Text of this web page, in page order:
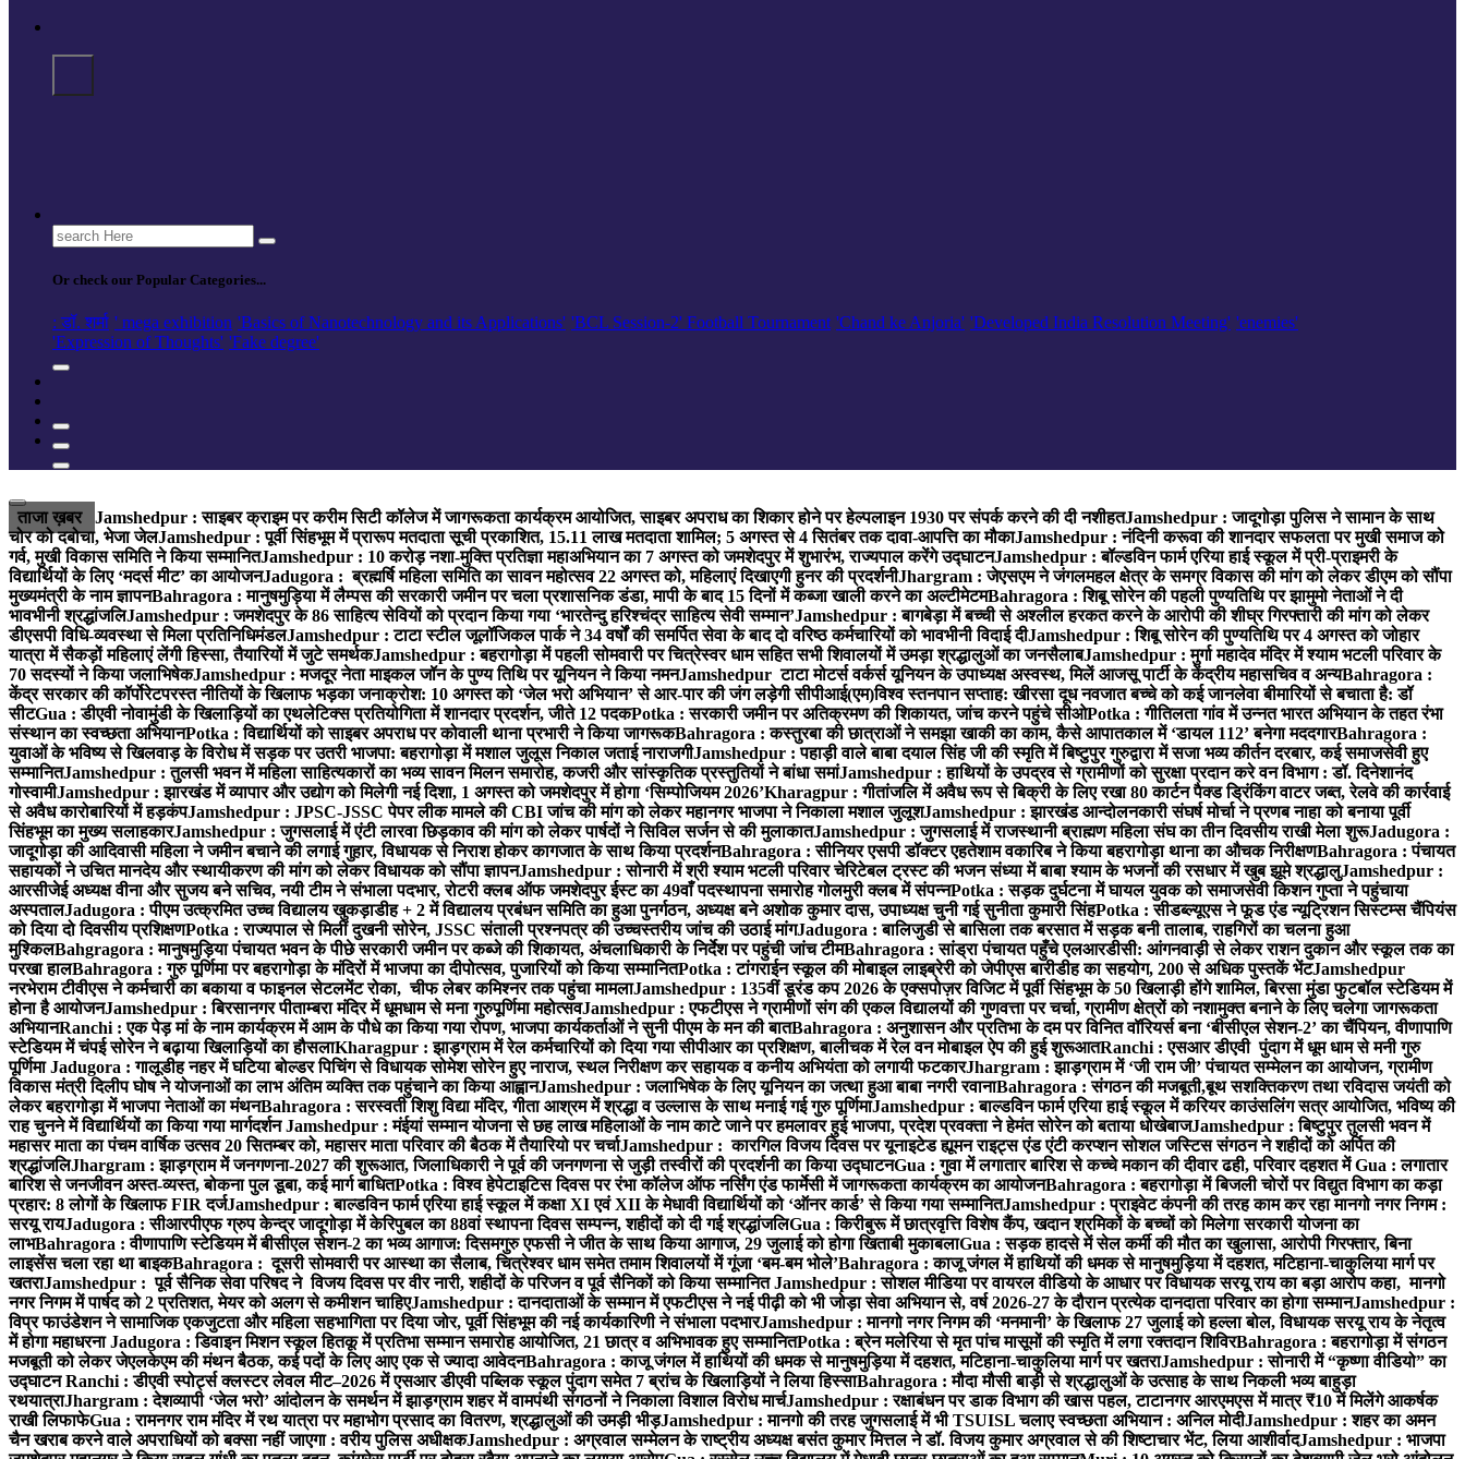
Search
for:
Or check our Popular Categories...
: डॉ. शर्मा ' mega exhibition 'Basics of Nanotechnology and its Applications' 'BCL Session-2' Football Tournament 'Chand ke Anjoria' 'Developed India Resolution Meeting' 'enemies'
'Expression of Thoughts' 'Fake degree'
ताजा ख़बर Jamshedpur : साइबर क्राइम पर करीम सिटी कॉलेज में जागरूकता कार्यक्रम आयोजित, साइबर अपराध का शिकार होने पर हेल्पलाइन 1930 पर संपर्क करने की दी नशीहतJamshedpur : जादूगोड़ा पुलिस ने सामान के साथ
चोर को दबोचा, भेजा जेलJamshedpur : पूर्वी सिंहभूम में प्रारूप मतदाता सूची प्रकाशित, 15.11 लाख मतदाता शामिल; 5 अगस्त से 4 सितंबर तक दावा-आपत्ति का मौकाJamshedpur : नंदिनी करूवा की शानदार सफलता पर मुखी समाज को
गर्व, मुखी विकास समिति ने किया सम्मानितJamshedpur : 10 करोड़ नशा-मुक्ति प्रतिज्ञा महाअभियान का 7 अगस्त को जमशेदपुर में शुभारंभ, राज्यपाल करेंगे उद्घाटनJamshedpur : बॉल्डविन फार्म एरिया हाई स्कूल में प्री-प्राइमरी के
विद्यार्थियों के लिए ‘मदर्स मीट’ का आयोजनJadugora : ब्रह्मर्षि महिला समिति का सावन महोत्सव 22 अगस्त को, महिलाएं दिखाएगी हुनर की प्रदर्शनीJhargram : जेएसएम ने जंगलमहल क्षेत्र के समग्र विकास की मांग को लेकर डीएम को सौंपा
मुख्यमंत्री के नाम ज्ञापनBahragora : मानुषमुड़िया में लैम्पस की सरकारी जमीन पर चला प्रशासनिक डंडा, मापी के बाद 15 दिनों में कब्जा खाली करने का अल्टीमेटमBahragora : शिबू सोरेन की पहली पुण्यतिथि पर झामुमो नेताओं ने दी
भावभीनी श्रद्धांजलिJamshedpur : जमशेदपुर के 86 साहित्य सेवियों को प्रदान किया गया ‘भारतेन्दु हरिश्चंद्र साहित्य सेवी सम्मान’Jamshedpur : बागबेड़ा में बच्ची से अश्लील हरकत करने के आरोपी की शीघ्र गिरफ्तारी की मांग को लेकर
डीएसपी विधि-व्यवस्था से मिला प्रतिनिधिमंडलJamshedpur : टाटा स्टील जूलॉजिकल पार्क ने 34 वर्षों की समर्पित सेवा के बाद दो वरिष्ठ कर्मचारियों को भावभीनी विदाई दीJamshedpur : शिबू सोरेन की पुण्यतिथि पर 4 अगस्त को जोहार
यात्रा में सैकड़ों महिलाएं लेंगी हिस्सा, तैयारियों में जुटे समर्थकJamshedpur : बहरागोड़ा में पहली सोमवारी पर चित्रेस्वर धाम सहित सभी शिवालयों में उमड़ा श्रद्धालुओं का जनसैलाबJamshedpur : मुर्गा महादेव मंदिर में श्याम भटली परिवार के
70 सदस्यों ने किया जलाभिषेकJamshedpur : मजदूर नेता माइकल जॉन के पुण्य तिथि पर यूनियन ने किया नमनJamshedpur टाटा मोटर्स वर्कर्स यूनियन के उपाध्यक्ष अस्वस्थ, मिलें आजसू पार्टी के केंद्रीय महासचिव व अन्यBahragora :
केंद्र सरकार की कॉर्पोरेटपरस्त नीतियों के खिलाफ भड़का जनाक्रोश: 10 अगस्त को ‘जेल भरो अभियान’ से आर-पार की जंग लड़ेगी सीपीआई(एम)विश्व स्तनपान सप्ताह: खीरसा दूध नवजात बच्चे को कई जानलेवा बीमारियों से बचाता है: डॉ
सीटGua : डीएवी नोवामुंडी के खिलाड़ियों का एथलेटिक्स प्रतियोगिता में शानदार प्रदर्शन, जीते 12 पदकPotka : सरकारी जमीन पर अतिक्रमण की शिकायत, जांच करने पहुंचे सीओPotka : गीतिलता गांव में उन्नत भारत अभियान के तहत रंभा
संस्थान का स्वच्छता अभियानPotka : विद्यार्थियों को साइबर अपराध पर कोवाली थाना प्रभारी ने किया जागरूकBahragora : कस्तुरबा की छात्राओं ने समझा खाकी का काम, कैसे आपातकाल में ‘डायल 112’ बनेगा मददगारBahragora :
युवाओं के भविष्य से खिलवाड़ के विरोध में सड़क पर उतरी भाजपा: बहरागोड़ा में मशाल जुलूस निकाल जताई नाराजगीJamshedpur : पहाड़ी वाले बाबा दयाल सिंह जी की स्मृति में बिष्टुपुर गुरुद्वारा में सजा भव्य कीर्तन दरबार, कई समाजसेवी हुए
सम्मानितJamshedpur : तुलसी भवन में महिला साहित्यकारों का भव्य सावन मिलन समारोह, कजरी और सांस्कृतिक प्रस्तुतियों ने बांधा समांJamshedpur : हाथियों के उपद्रव से ग्रामीणों को सुरक्षा प्रदान करे वन विभाग : डॉ. दिनेशानंद
गोस्वामीJamshedpur : झारखंड में व्यापार और उद्योग को मिलेगी नई दिशा, 1 अगस्त को जमशेदपुर में होगा ‘सिम्पोजियम 2026’Kharagpur : गीतांजलि में अवैध रूप से बिक्री के लिए रखा 80 कार्टन पैक्ड ड्रिंकिंग वाटर जब्त, रेलवे की कार्रवाई
से अवैध कारोबारियों में हड़कंपJamshedpur : JPSC-JSSC पेपर लीक मामले की CBI जांच की मांग को लेकर महानगर भाजपा ने निकाला मशाल जुलूशJamshedpur : झारखंड आन्दोलनकारी संघर्ष मोर्चा ने प्रणब नाहा को बनाया पूर्वी
सिंहभूम का मुख्य सलाहकारJamshedpur : जुगसलाई में एंटी लारवा छिड़काव की मांग को लेकर पार्षदों ने सिविल सर्जन से की मुलाकातJamshedpur : जुगसलाई में राजस्थानी ब्राह्मण महिला संघ का तीन दिवसीय राखी मेला शुरूJadugora :
जादूगोड़ा की आदिवासी महिला ने जमीन बचाने की लगाई गुहार, विधायक से निराश होकर कागजात के साथ किया प्रदर्शनBahragora : सीनियर एसपी डॉक्टर एहतेशाम वकारिब ने किया बहरागोड़ा थाना का औचक निरीक्षणBahragora : पंचायत
सहायकों ने उचित मानदेय और स्थायीकरण की मांग को लेकर विधायक को सौंपा ज्ञापनJamshedpur : सोनारी में श्री श्याम भटली परिवार चेरिटेबल ट्रस्ट की भजन संध्या में बाबा श्याम के भजनों की रसधार में खुब झूमे श्रद्धालुJamshedpur :
आरसीजेई अध्यक्ष वीना और सुजय बने सचिव, नयी टीम ने संभाला पदभार, रोटरी क्लब ऑफ जमशेदपुर ईस्ट का 49वाँ पदस्थापना समारोह गोलमुरी क्लब में संपन्नPotka : सड़क दुर्घटना में घायल युवक को समाजसेवी किशन गुप्ता ने पहुंचाया
अस्पतालJadugora : पीएम उत्क्रमित उच्च विद्यालय खुकड़ाडीह + 2 में विद्यालय प्रबंधन समिति का हुआ पुनर्गठन, अध्यक्ष बने अशोक कुमार दास, उपाध्यक्ष चुनी गई सुनीता कुमारी सिंहPotka : सीडब्ल्यूएस ने फूड एंड न्यूट्रिशन सिस्टम्स चैंपियंस
को दिया दो दिवसीय प्रशिक्षणPotka : राज्यपाल से मिलीं दुखनी सोरेन, JSSC संताली प्रश्नपत्र की उच्चस्तरीय जांच की उठाई मांगJadugora : बालिजुडी से बासिला तक बरसात में सड़क बनी तालाब, राहगिरों का चलना हुआ
मुश्किलBahgragora : मानुषमुड़िया पंचायत भवन के पीछे सरकारी जमीन पर कब्जे की शिकायत, अंचलाधिकारी के निर्देश पर पहुंची जांच टीमBahragora : सांड्रा पंचायत पहुँचे एलआरडीसी: आंगनवाड़ी से लेकर राशन दुकान और स्कूल तक का
परखा हालBahragora : गुरु पूर्णिमा पर बहरागोड़ा के मंदिरों में भाजपा का दीपोत्सव, पुजारियों को किया सम्मानितPotka : टांगराईन स्कूल की मोबाइल लाइब्रेरी को जेपीएस बारीडीह का सहयोग, 200 से अधिक पुस्तकें भेंटJamshedpur
नरभेराम टीवीएस ने कर्मचारी का बकाया व फाइनल सेटलमेंट रोका, चीफ लेबर कमिश्नर तक पहुंचा मामलाJamshedpur : 135वीं डूरंड कप 2026 के एक्सपोज़र विजिट में पूर्वी सिंहभूम के 50 खिलाड़ी होंगे शामिल, बिरसा मुंडा फुटबॉल स्टेडियम में
होना है आयोजनJamshedpur : बिरसानगर पीताम्बरा मंदिर में धूमधाम से मना गुरुपूर्णिमा महोत्सवJamshedpur : एफटीएस ने ग्रामीणों संग की एकल विद्यालयों की गुणवत्ता पर चर्चा, ग्रामीण क्षेत्रों को नशामुक्त बनाने के लिए चलेगा जागरूकता
अभियानRanchi : एक पेड़ मां के नाम कार्यक्रम में आम के पौधे का किया गया रोपण, भाजपा कार्यकर्ताओं ने सुनी पीएम के मन की बातBahragora : अनुशासन और प्रतिभा के दम पर विनित वॉरियर्स बना ‘बीसीएल सेशन-2’ का चैंपियन, वीणापाणि
स्टेडियम में चंपई सोरेन ने बढ़ाया खिलाड़ियों का हौसलाKharagpur : झाड़ग्राम में रेल कर्मचारियों को दिया गया सीपीआर का प्रशिक्षण, बालीचक में रेल वन मोबाइल ऐप की हुई शुरूआतRanchi : एसआर डीएवी पुंदाग में धूम धाम से मनी गुरु
पूर्णिमाJadugora : गालूडीह नहर में घटिया बोल्डर पिचिंग से विधायक सोमेश सोरेन हुए नाराज, स्थल निरीक्षण कर सहायक व कनीय अभियंता को लगायी फटकारJhargram : झाड़ग्राम में ‘जी राम जी’ पंचायत सम्मेलन का आयोजन, ग्रामीण
विकास मंत्री दिलीप घोष ने योजनाओं का लाभ अंतिम व्यक्ति तक पहुंचाने का किया आह्वानJamshedpur : जलाभिषेक के लिए यूनियन का जत्था हुआ बाबा नगरी रवानाBahragora : संगठन की मजबूती,बूथ सशक्तिकरण तथा रविदास जयंती को
लेकर बहरागोड़ा में भाजपा नेताओं का मंथनBahragora : सरस्वती शिशु विद्या मंदिर, गीता आश्रम में श्रद्धा व उल्लास के साथ मनाई गई गुरु पूर्णिमाJamshedpur : बाल्डविन फार्म एरिया हाई स्कूल में करियर काउंसलिंग सत्र आयोजित, भविष्य की
राह चुनने में विद्यार्थियों का किया गया मार्गदर्शनJamshedpur : मंईयां सम्मान योजना से छह लाख महिलाओं के नाम काटे जाने पर हमलावर हुई भाजपा, प्रदेश प्रवक्ता ने हेमंत सोरेन को बताया धोखेबाजJamshedpur : बिष्टुपुर तुलसी भवन में
महासर माता का पंचम वार्षिक उत्सव 20 सितम्बर को, महासर माता परिवार की बैठक में तैयारियो पर चर्चाJamshedpur : कारगिल विजय दिवस पर यूनाइटेड ह्यूमन राइट्स एंड एंटी करप्शन सोशल जस्टिस संगठन ने शहीदों को अर्पित की
श्रद्धांजलिJhargram : झाड़ग्राम में जनगणना-2027 की शुरूआत, जिलाधिकारी ने पूर्व की जनगणना से जुड़ी तस्वीरों की प्रदर्शनी का किया उद्घाटनGua : गुवा में लगातार बारिश से कच्चे मकान की दीवार ढही, परिवार दहशत मेंGua : लगातार
बारिश से जनजीवन अस्त-व्यस्त, बोकना पुल डूबा, कई मार्ग बाधितPotka : विश्व हेपेटाइटिस दिवस पर रंभा कॉलेज ऑफ नर्सिंग एंड फार्मेसी में जागरूकता कार्यक्रम का आयोजनBahragora : बहरागोड़ा में बिजली चोरों पर विद्युत विभाग का कड़ा
प्रहार: 8 लोगों के खिलाफ FIR दर्जJamshedpur : बाल्डविन फार्म एरिया हाई स्कूल में कक्षा XI एवं XII के मेधावी विद्यार्थियों को ‘ऑनर कार्ड’ से किया गया सम्मानितJamshedpur : प्राइवेट कंपनी की तरह काम कर रहा मानगो नगर निगम :
सरयू रायJadugora : सीआरपीएफ ग्रुप केन्द्र जादूगोड़ा में केरिपुबल का 88वां स्थापना दिवस सम्पन्न, शहीदों को दी गई श्रद्धांजलिGua : किरीबुरू में छात्रवृत्ति विशेष कैंप, खदान श्रमिकों के बच्चों को मिलेगा सरकारी योजना का
लाभBahragora : वीणापाणि स्टेडियम में बीसीएल सेशन-2 का भव्य आगाज: दिसमगुरु एफसी ने जीत के साथ किया आगाज, 29 जुलाई को होगा खिताबी मुकाबलाGua : सड़क हादसे में सेल कर्मी की मौत का खुलासा, आरोपी गिरफ्तार, बिना
लाइसेंस चला रहा था बाइकBahragora : दूसरी सोमवारी पर आस्था का सैलाब, चित्रेश्वर धाम समेत तमाम शिवालयों में गूंजा ‘बम-बम भोले’Bahragora : काजू जंगल में हाथियों की धमक से मानुषमुड़िया में दहशत, मटिहाना-चाकुलिया मार्ग पर
खतराJamshedpur : पूर्व सैनिक सेवा परिषद ने विजय दिवस पर वीर नारी, शहीदों के परिजन व पूर्व सैनिकों को किया सम्मानितJamshedpur : सोशल मीडिया पर वायरल वीडियो के आधार पर विधायक सरयू राय का बड़ा आरोप कहा, मानगो
नगर निगम में पार्षद को 2 प्रतिशत, मेयर को अलग से कमीशन चाहिएJamshedpur : दानदाताओं के सम्मान में एफटीएस ने नई पीढ़ी को भी जोड़ा सेवा अभियान से, वर्ष 2026-27 के दौरान प्रत्येक दानदाता परिवार का होगा सम्मानJamshedpur :
विप्र फाउंडेशन ने सामाजिक एकजुटता और महिला सहभागिता पर दिया जोर, पूर्वी सिंहभूम की नई कार्यकारिणी ने संभाला पदभारJamshedpur : मानगो नगर निगम की ‘मनमानी’ के खिलाफ 27 जुलाई को हल्ला बोल, विधायक सरयू राय के नेतृत्व
में होगा महाधरनाJadugora : डिवाइन मिशन स्कूल हितकू में प्रतिभा सम्मान समारोह आयोजित, 21 छात्र व अभिभावक हुए सम्मानितPotka : ब्रेन मलेरिया से मृत पांच मासूमों की स्मृति में लगा रक्तदान शिविरBahragora : बहरागोड़ा में संगठन
मजबूती को लेकर जेएलकेएम की मंथन बैठक, कई पदों के लिए आए एक से ज्यादा आवेदनBahragora : काजू जंगल में हाथियों की धमक से मानुषमुड़िया में दहशत, मटिहाना-चाकुलिया मार्ग पर खतराJamshedpur : सोनारी में “कृष्णा वीडियो” का
उद्घाटनRanchi : डीएवी स्पोर्ट्स क्लस्टर लेवल मीट–2026 में एसआर डीएवी पब्लिक स्कूल पुंदाग समेत 7 ब्रांच के खिलाड़ियों ने लिया हिस्साBahragora : मौदा मौसी बाड़ी से श्रद्धालुओं के उत्साह के साथ निकली भव्य बाहुड़ा
रथयात्राJhargram : देशव्यापी ‘जेल भरो’ आंदोलन के समर्थन में झाड़ग्राम शहर में वामपंथी संगठनों ने निकाला विशाल विरोध मार्चJamshedpur : रक्षाबंधन पर डाक विभाग की खास पहल, टाटानगर आरएमएस में मात्र ₹10 में मिलेंगे आकर्षक
राखी लिफाफेGua : रामनगर राम मंदिर में रथ यात्रा पर महाभोग प्रसाद का वितरण, श्रद्धालुओं की उमड़ी भीड़Jamshedpur : मानगो की तरह जुगसलाई में भी TSUISL चलाए स्वच्छता अभियान : अनिल मोदीJamshedpur : शहर का अमन
चैन खराब करने वाले अपराधियों को बक्सा नहीं जाएगा : वरीय पुलिस अधीक्षकJamshedpur : अग्रवाल सम्मेलन के राष्ट्रीय अध्यक्ष बसंत कुमार मित्तल ने डॉ. विजय कुमार अग्रवाल से की शिष्टाचार भेंट, लिया आशीर्वादJamshedpur : भाजपा